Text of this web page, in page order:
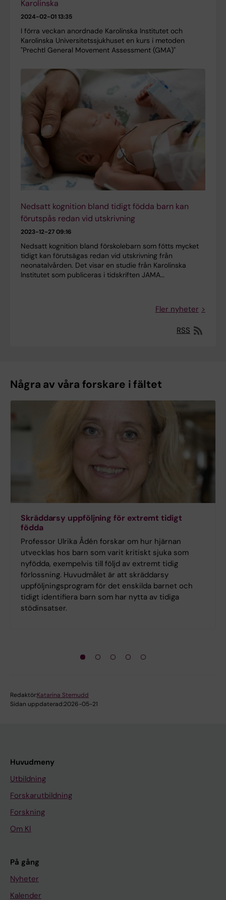
Karolinska
2024-02-01 13:35
I förra veckan anordnade Karolinska Institutet och
Karolinska Universitetssjukhuset en kurs i metoden
"Prechtl General Movement Assessment (GMA)"
Nedsatt kognition bland tidigt födda barn kan
förutspås redan vid utskrivning
2023-12-27 09:16
Nedsatt kognition bland förskolebarn som fötts mycket
tidigt kan förutsägas redan vid utskrivning från
neonatalvården. Det visar en studie från Karolinska
Institutet som publiceras i tidskriften JAMA…
Fler nyheter
RSS
Några av våra forskare i fältet
Skräddarsy uppföljning för extremt tidigt
födda
Professor Ulrika Ådén forskar om hur hjärnan
utvecklas hos barn som varit kritiskt sjuka som
nyfödda, exempelvis till följd av extremt tidig
förlossning. Huvudmålet är att skräddarsy
uppföljningsprogram för det enskilda barnet och
tidigt identifiera barn som har nytta av tidiga
stödinsatser.
Redaktör:Katarina Sternudd
Sidan uppdaterad:2026-05-21
Huvudmeny
Utbildning
Forskarutbildning
Forskning
Om KI
På gång
Nyheter
Kalender